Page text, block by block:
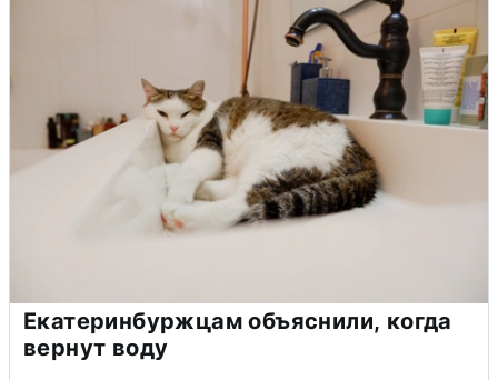
Екатеринбуржцам объяснили, когда
вернут воду